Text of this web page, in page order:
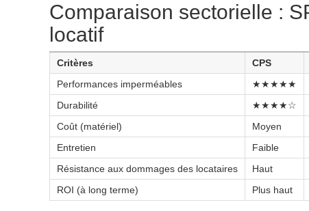
Comparaison sectorielle :
locatif
Critères CPS
Performances imperméables
★★★★★
Durabilité
★★★★☆
Coût (matériel)
Moyen
Entretien
Faible
Résistance aux dommages des locataires
Haut
ROI (à long terme)
Plus haut